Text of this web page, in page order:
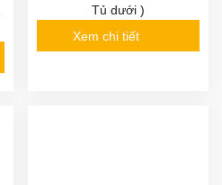
Tủ dưới )
Xem chi tiết